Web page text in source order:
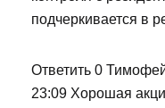
подчеркивается в
Ответить 0
23:09 Хорошая